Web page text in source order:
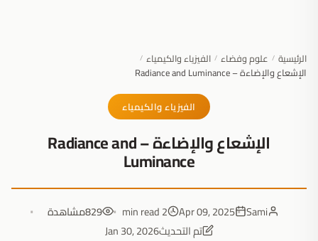
الرئيسية / علوم وفضاء / الفيزياء والكيمياء /
الإشعاع والإضاءة – Radiance and Luminance
الفيزياء والكيمياء
الإشعاع والإضاءة – Radiance and
Luminance
Sami
Apr 09, 2025
2 min read
829مشاهدة
تم التحديثJan 30, 2026